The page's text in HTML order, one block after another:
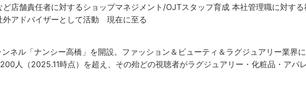
ど店舗責任者に対するショップマネジメント/OJTスタッフ育成 本社管理職に対す
外アドバイザーとして活動 現在に至る
ネル「ナンシー高橋」を開設。ファッション＆ビューティ＆ラグジュアリー業界
人（2025.11時点）を超え、その殆どの視聴者がラグジュアリー・化粧品・アパ